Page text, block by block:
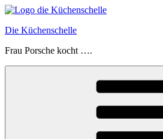
Zum
springen
Die Küchenschelle
Frau Porsche kocht ….